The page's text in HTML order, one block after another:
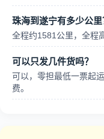
珠海到遂宁有多少公里
全程约1581公里，全程
可以只发几件货吗？
可以，零担最低一票起
费。